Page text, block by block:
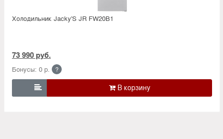
Холодильник Jacky'S JR FW20B1
73 990 руб.
Бонусы: 0 р. ?
